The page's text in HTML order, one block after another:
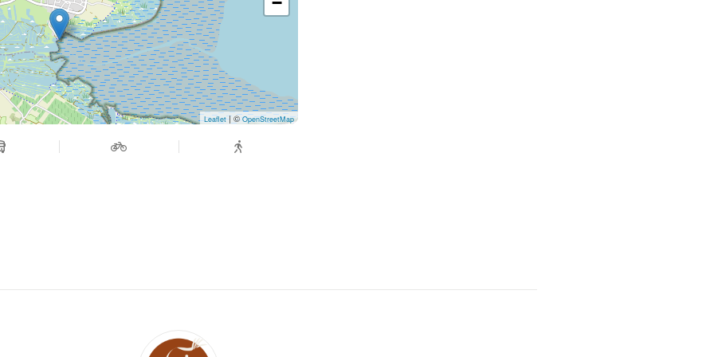
paiement de l’acompte
(sauf en cas d'annulation de l’organisatrice)
que 5 participantes sont inscrites
un lien de paiement sera envoyé pour régler
plus tard le 20 Août 2026
dans les délais, la place pourra être
par l’organisatrice → remboursement
sauf cas exceptionnel à l’appréciation de
Leaflet| ©OpenStreetMap